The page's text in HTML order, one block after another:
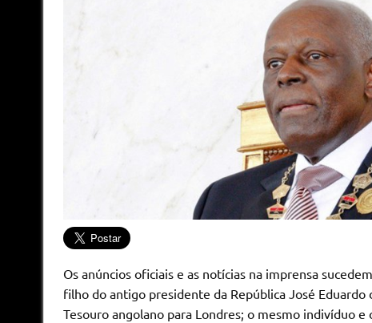
Os anúncios oficiais e as notícias na imprensa
filho do antigo presidente da República José
Tesouro angolano para Londres; o mesmo indivíduo